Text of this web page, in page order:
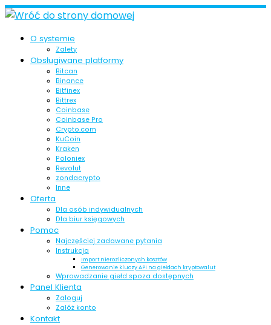
Skip
contentO systemie
Zalety
Obsługiwane platformy
Bitcan
Binance
Bitfinex
Bittrex
Coinbase
Coinbase Pro
Crypto.com
KuCoin
Kraken
Poloniex
Revolut
zondacrypto
Inne
Oferta
Dla osób indywidualnych
Dla biur księgowych
Pomoc
Najczęściej zadawane pytania
Instrukcja
Import nierozliczonych kosztów
Generowanie kluczy API na giełdach kryptowalut
Wprowadzanie giełd spoza dostępnych
Panel Klienta
Zaloguj
Załóż konto
Kontakt